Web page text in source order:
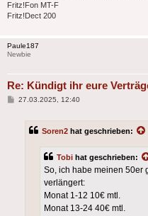
Fritz!Fon MT-F
Fritz!Dect 200
Paule187
Newbie
Re: Kündigt ihr eure
Beitrag
27.03.2025, 12:40
Soren2 hat geschrieben:
Tobi hat geschrieben:
So, ich habe meinen 50er
verlängert:
Monat 1-12 10€ mtl.
Monat 13-24 40€ mtl.